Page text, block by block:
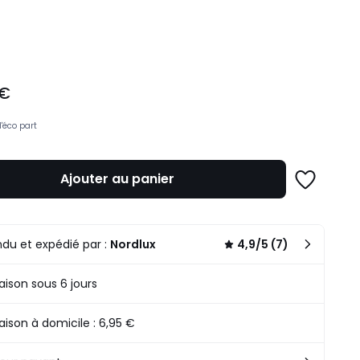
part
Ajouter au panier
Ajouter
et expédié par : Nordlux 4,9/5 (7)
sous 6 jours
à domicile : 6,95 €